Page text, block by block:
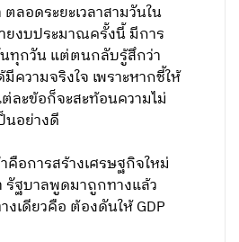
ลอดระยะเวลาสามวันใน
ยงบประมาณครั้งนี้ มีการ
กวัน แต่ตนกลับรู้สึกว่า
ความจริงใจ เพราะหากชี้ให้
ละข้อก็จะสะท้อนความไม่
นอย่างดี
อการสร้างเศรษฐกิจใหม่
รัฐบาลพูดมาถูกทางแล้ว
งเดียวคือ ต้องดันให้ GDP